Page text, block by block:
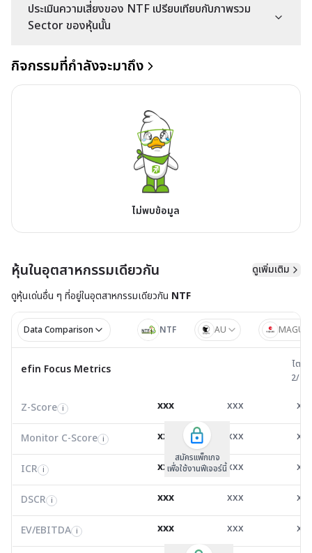
ประเมินความเสี่ยงของ NTF เปรียบเทียบกับภาพรวม
Sector ของหุ้นนั้น
กิจกรรมที่กำลังจะมาถึง
ไม่พบข้อมูล
หุ้นในอุตสาหกรรมเดียวกัน
ดูเพิ่มเติม
ดูหุ้นเด่นอื่น ๆ ที่อยู่ในอุตสาหกรรมเดียวกัน NTF
Data Comparison NTF AU
efin Focus Metrics ไตรมาส
Z-Score i 0.00 7.37
Monitor C-Score
0.00 0.00
ICR i 33.65 25.22
DSCR
EV/EBITDA
0.00 9.36
FCF Yield i 0.00 12.10
efin Focus Metrics
ไตรม
2/
Z-Score i
Monitor C-Score i
ICR i
DSCR i
สมัครแพ็คเกจ B
เพื่อใช้งานฟีเจอร์นี้
EV/EBITDA
FCF Yield i
FCF/Net Income
Net Debt/EBITDA
ROIC i
สมัครแพ็คเกจ B
เพื่อใช้งานฟีเจอร์นี้
Z-Score i xxx xxx
Monitor C-Score i xxx xxx
ICR i xxx xxx
DSCR i xxx xxx
สมัครแพ็กเกจ
เพื่อใช้งานฟีเจอร์นี้
EV/EBITDA i xxx xxx